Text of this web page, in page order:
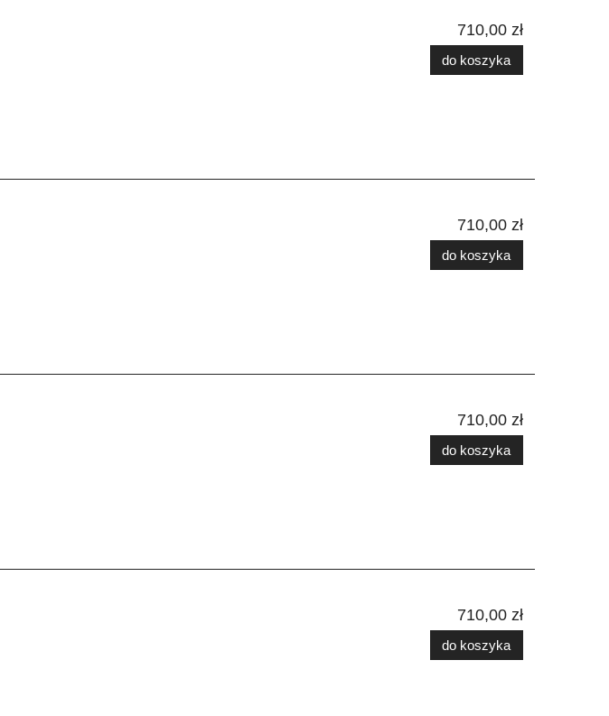
710,00 zł
do koszyka
710,00 zł
do koszyka
710,00 zł
do koszyka
710,00 zł
do koszyka